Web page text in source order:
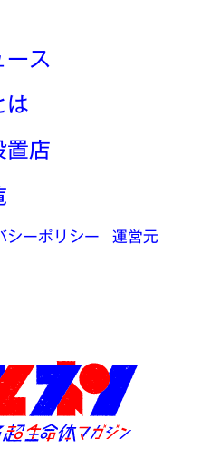
ース
は
置店
シーポリシー 運営元